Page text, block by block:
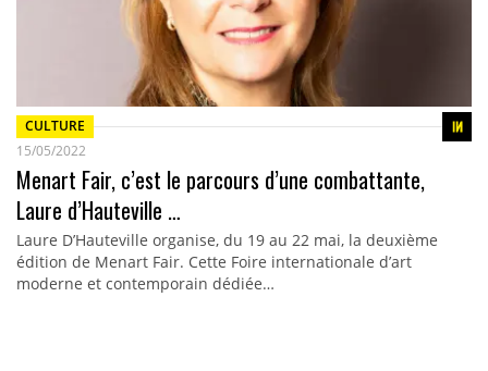
CULTURE
15/05/2022
Menart Fair, c’est le parcours d’une combattante,
Laure d’Hauteville …
Laure D’Hauteville organise, du 19 au 22 mai, la deuxième
édition de Menart Fair. Cette Foire internationale d’art
moderne et contemporain dédiée…